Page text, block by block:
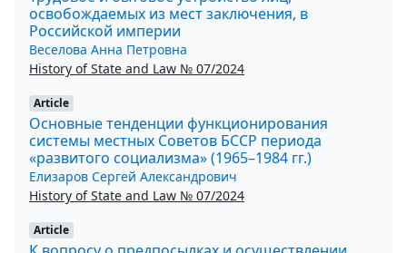
освобождаемых из мест заключения, в
Российской империи
Веселова Анна Петровна
History of State and Law № 07/2024
Article
Основные тенденции функционирования
системы местных Советов БССР периода
«развитого социализма» (1965–1984 гг.)
Елизаров Сергей Александрович
History of State and Law № 07/2024
Article